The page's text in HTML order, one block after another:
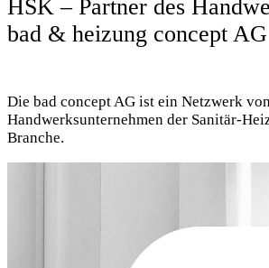
HSK – Partner des
bad & heizung concept AG
Die bad concept AG ist ein Netzwerk
Handwerksunternehmen der Sanitär-
Branche.